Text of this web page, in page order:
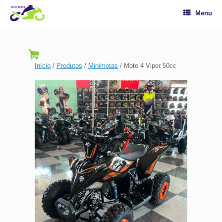
Menu
Início / Produtos / Minimotas / Moto 4 Viper 50cc